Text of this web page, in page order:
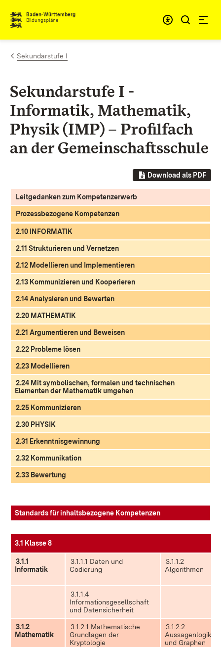
Zum Inhalt springen
Baden-Württemberg
Bildungspläne
Sekundarstufe I
Sekundarstufe I -
Informatik, Mathematik,
Physik (IMP) – Profilfach
an der Gemeinschaftsschule
Download als PDF
Leitgedanken zum Kompetenzerwerb
Prozessbezogene Kompetenzen
2.10 INFORMATIK
2.11 Strukturieren und Vernetzen
2.12 Modellieren und Implementieren
2.13 Kommunizieren und Kooperieren
2.14 Analysieren und Bewerten
2.20 MATHEMATIK
2.21 Argumentieren und Beweisen
2.22 Probleme lösen
2.23 Modellieren
2.24 Mit symbolischen, formalen und technischen
Elementen der Mathematik umgehen
2.25 Kommunizieren
2.30 PHYSIK
2.31 Erkenntnisgewinnung
2.32 Kommunikation
2.33 Bewertung
Standards für inhaltsbezogene Kompetenzen
3.1 Klasse 8
3.1.1
Informatik
3.1.1.1 Daten und
Codierung
3.1.1.2
Algorithmen
3.1.1.4
Informationsgesellschaft
und Datensicherheit
3.1.2
Mathematik
3.1.2.1 Mathematische
Grundlagen der
Kryptologie
3.1.2.2
Aussagenlogik
und Graphen